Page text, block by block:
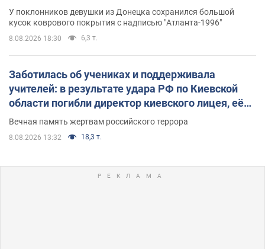
назад завоевала "золото" Олимпиады
У поклонников девушки из Донецка сохранился большой
кусок коврового покрытия с надписью "Атланта-1996"
8.08.2026 18:30 6,3 т.
Заботилась об учениках и поддерживала
учителей: в результате удара РФ по Киевской
области погибли директор киевского лицея, её
муж и внук
Вечная память жертвам российского террора
8.08.2026 13:32 18,3 т.